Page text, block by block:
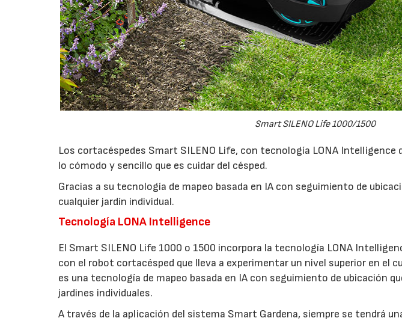
Smart SILENO Life 1000/1500
Los cortacéspedes Smart SILENO Life, con tecnología LONA Intelligence
lo cómodo y sencillo que es cuidar del césped.
Gracias a su tecnología de mapeo basada en IA con seguimiento de
cualquier jardín individual.
Tecnología LONA Intelligence
El Smart SILENO Life 1000 o 1500 incorpora la tecnología LONA
con el robot cortacésped que lleva a experimentar un nivel superior en el
es una tecnología de mapeo basada en IA con seguimiento de ubicación
jardines individuales.
A través de la aplicación del sistema Smart Gardena, siempre se tendrá